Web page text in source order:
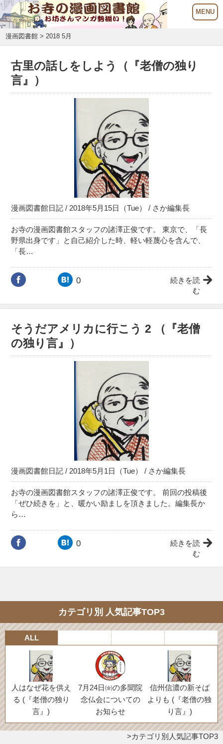
漫画図書館 > 2018 5月
古里の話しをしよう（『老僧の独り
言』）
漫画図書館日記 / 2018年5月15日（Tue） / さか編集長
お寺の漫画図書館スタッフの諸澤正俊です。 東京で、「長
野県出身です」と自己紹介した時、軽い軽蔑心を含んで、
「長…
0
続きを読
む
そうだアメリカに行こう 2 （『老僧
の独り言』）
漫画図書館日記 / 2018年5月1日（Tue） / さか編集長
お寺の漫画図書館スタッフの諸澤正俊です。 前回の投稿後
「ぜひ続きを︎」と、暖かい励ましを頂きました。編集長か
ら…
0
続きを読
む
カテゴリ別 人気記事TOP3
ALL
人はなぜ花を供え
る (『老僧の独り
言』)
7月24日㈮の多聞院
念仏会についての
お知らせ
信州信濃の新そば
よりも (『老僧の独
り言』)
カテゴリ別人気記事TOP3